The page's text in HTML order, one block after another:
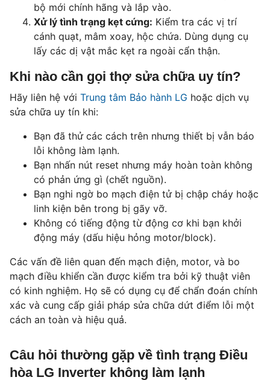
bộ mới chính hãng và lắp vào.
Xử lý tình trạng kẹt cứng: Kiểm tra các vị trí
cánh quạt, mâm xoay, hộc chứa. Dùng dụng cụ
lấy các dị vật mắc kẹt ra ngoài cẩn thận.
Khi nào cần gọi thợ sửa chữa uy tín?
Hãy liên hệ với Trung tâm Bảo hành LG hoặc dịch vụ
sửa chữa uy tín khi:
Bạn đã thử các cách trên nhưng thiết bị vẫn báo
lỗi không làm lạnh.
Bạn nhấn nút reset nhưng máy hoàn toàn không
có phản ứng gì (chết nguồn).
Bạn nghi ngờ bo mạch điện tử bị chập cháy hoặc
linh kiện bên trong bị gãy vỡ.
Không có tiếng động từ động cơ khi bạn khởi
động máy (dấu hiệu hỏng motor/block).
Các vấn đề liên quan đến mạch điện, motor, và bo
mạch điều khiển cần được kiểm tra bởi kỹ thuật viên
có kinh nghiệm. Họ sẽ có dụng cụ để chẩn đoán chính
xác và cung cấp giải pháp sửa chữa dứt điểm lỗi một
cách an toàn và hiệu quả.
Câu hỏi thường gặp về tình trạng Điều
hòa LG Inverter không làm lạnh